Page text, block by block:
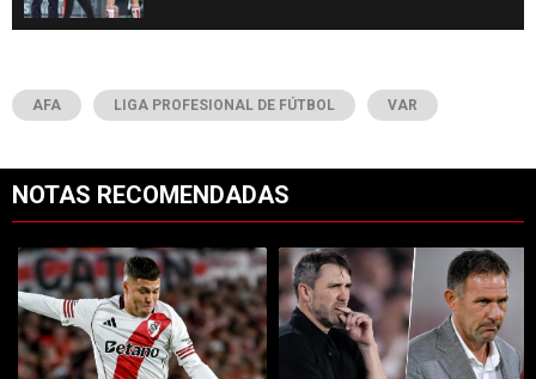
AFA LIGA PROFESIONAL DE FÚTBOL VAR
NOTAS RECOMENDADAS
Un artículo de tendencia con el título "Tras su salida de River,
Un artículo de tendencia con el